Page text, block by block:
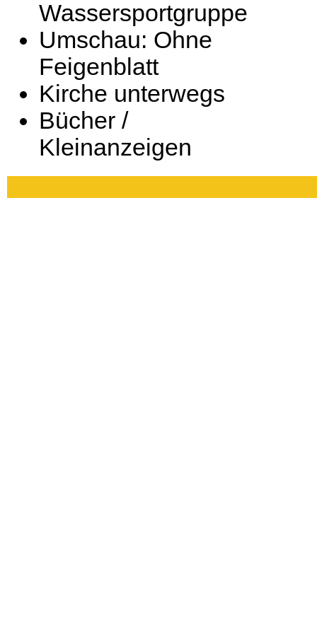
Wassersportgruppe
Umschau: Ohne
Feigenblatt
Kirche unterwegs
Bücher /
Kleinanzeigen